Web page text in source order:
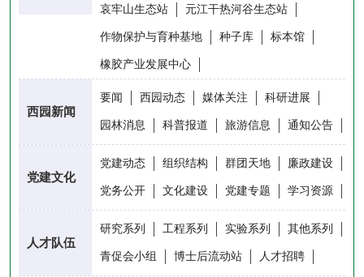
哀牢山生态站 元江干热河谷生态站
作物保护与育种基地 种子库 标本馆
橡胶产业发展中心
西园新闻
要闻 西园动态 媒体关注 科研进展
园林消息 科普报道 旅游信息 通知公告
党建文化
党建动态 组织结构 群团天地 廉政建设
党务公开 文化建设 党建专题 学习资源
人才队伍
研究系列 工程系列 实验系列 其他系列
青促会小组 博士后流动站 人才招聘